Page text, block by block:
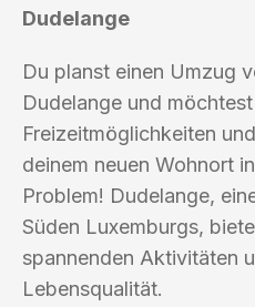
Dudelange
Du planst einen Umzug
Dudelange und
Freizeitmöglichkeiten
deinem neuen Wohnort
Problem! Dudelange,
Süden Luxemburgs,
spannenden Aktivitäten
Lebensqualität.